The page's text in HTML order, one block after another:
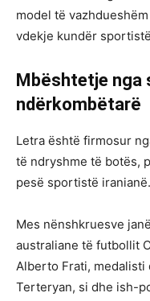
model të
vdekje kundër
Mbështetje
ndërkombëtarë
Letra është firmosur
të ndryshme të botës,
pesë sportistë iranianë.
Mes nënshkruesve
australiane të futbollit
Alberto Frati, medalisti
Terteryan, si dhe ish-